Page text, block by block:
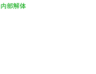
内部解体